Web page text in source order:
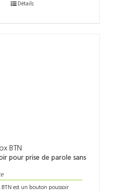
Détails
BTN
pour prise de parole sans
BTN est un bouton poussoir